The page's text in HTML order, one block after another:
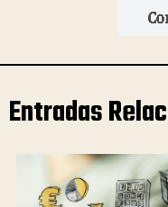
Entradas